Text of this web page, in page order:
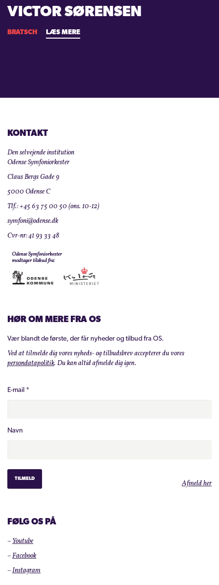
VICTOR SØRENSEN
BRATSCH LÆS MERE
KONTAKT
Den selvejende institution
Odense Symfoniorkester
Claus Bergs Gade 9
5000 Odense C
Tlf.: +45 63 75 00 50 (ons. 10-12)
symfoni@odense.dk
Cvr-nr: 41 93 33 48
HØR OM MERE FRA OS
Vær blandt de første, der får nyheder og tilbud fra OS.
Ved at tilmelde dig vores nyheds- og tilbudsbrev accepterer du vores
persondatapolitik. Du kan altid afmelde dig igen.
E-mail *
Navn
Afmeld her
FØLG OS PÅ
–Youtube
–Facebook
–Instagram